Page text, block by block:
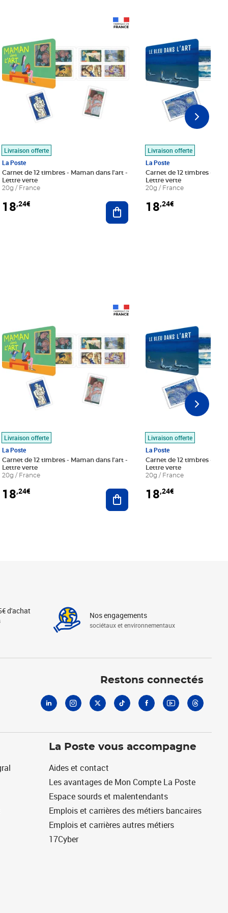
au panier
Livraison offerte
La Poste
Carnet de 12 timbres - Maman dans l'art -
Lettre verte
20g / France
18,24€ Ajouter au panier
Livraison offerte
La Poste
Carnet de 12 timbres - Le
Lettre verte
20g / France
18,24€
au panier
Livraison offerte
La Poste
Carnet de 12 timbres - Maman dans l'art -
Lettre verte
20g / France
18,24€ Ajouter au panier
Livraison offerte
La Poste
Carnet de 12 timbres - Le
Lettre verte
20g / France
18,24€
d'achat Nos engagements
sociétaux et environnementaux
Restons connectés
La Poste vous accompagne
Aides et contact
Les avantages de Mon Compte La Poste
Espace sourds et malentendants
Emplois et carrières des métiers bancaires
Emplois et carrières autres métiers
17Cyber